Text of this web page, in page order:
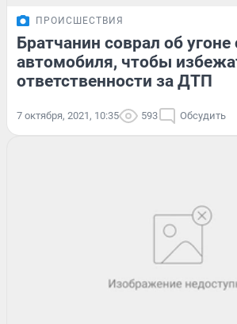
ПРОИСШЕСТВИЯ
Братчанин соврал об угоне
автомобиля, чтобы
ответственности за ДТП
7 октября, 2021, 10:35 593 Обсудить